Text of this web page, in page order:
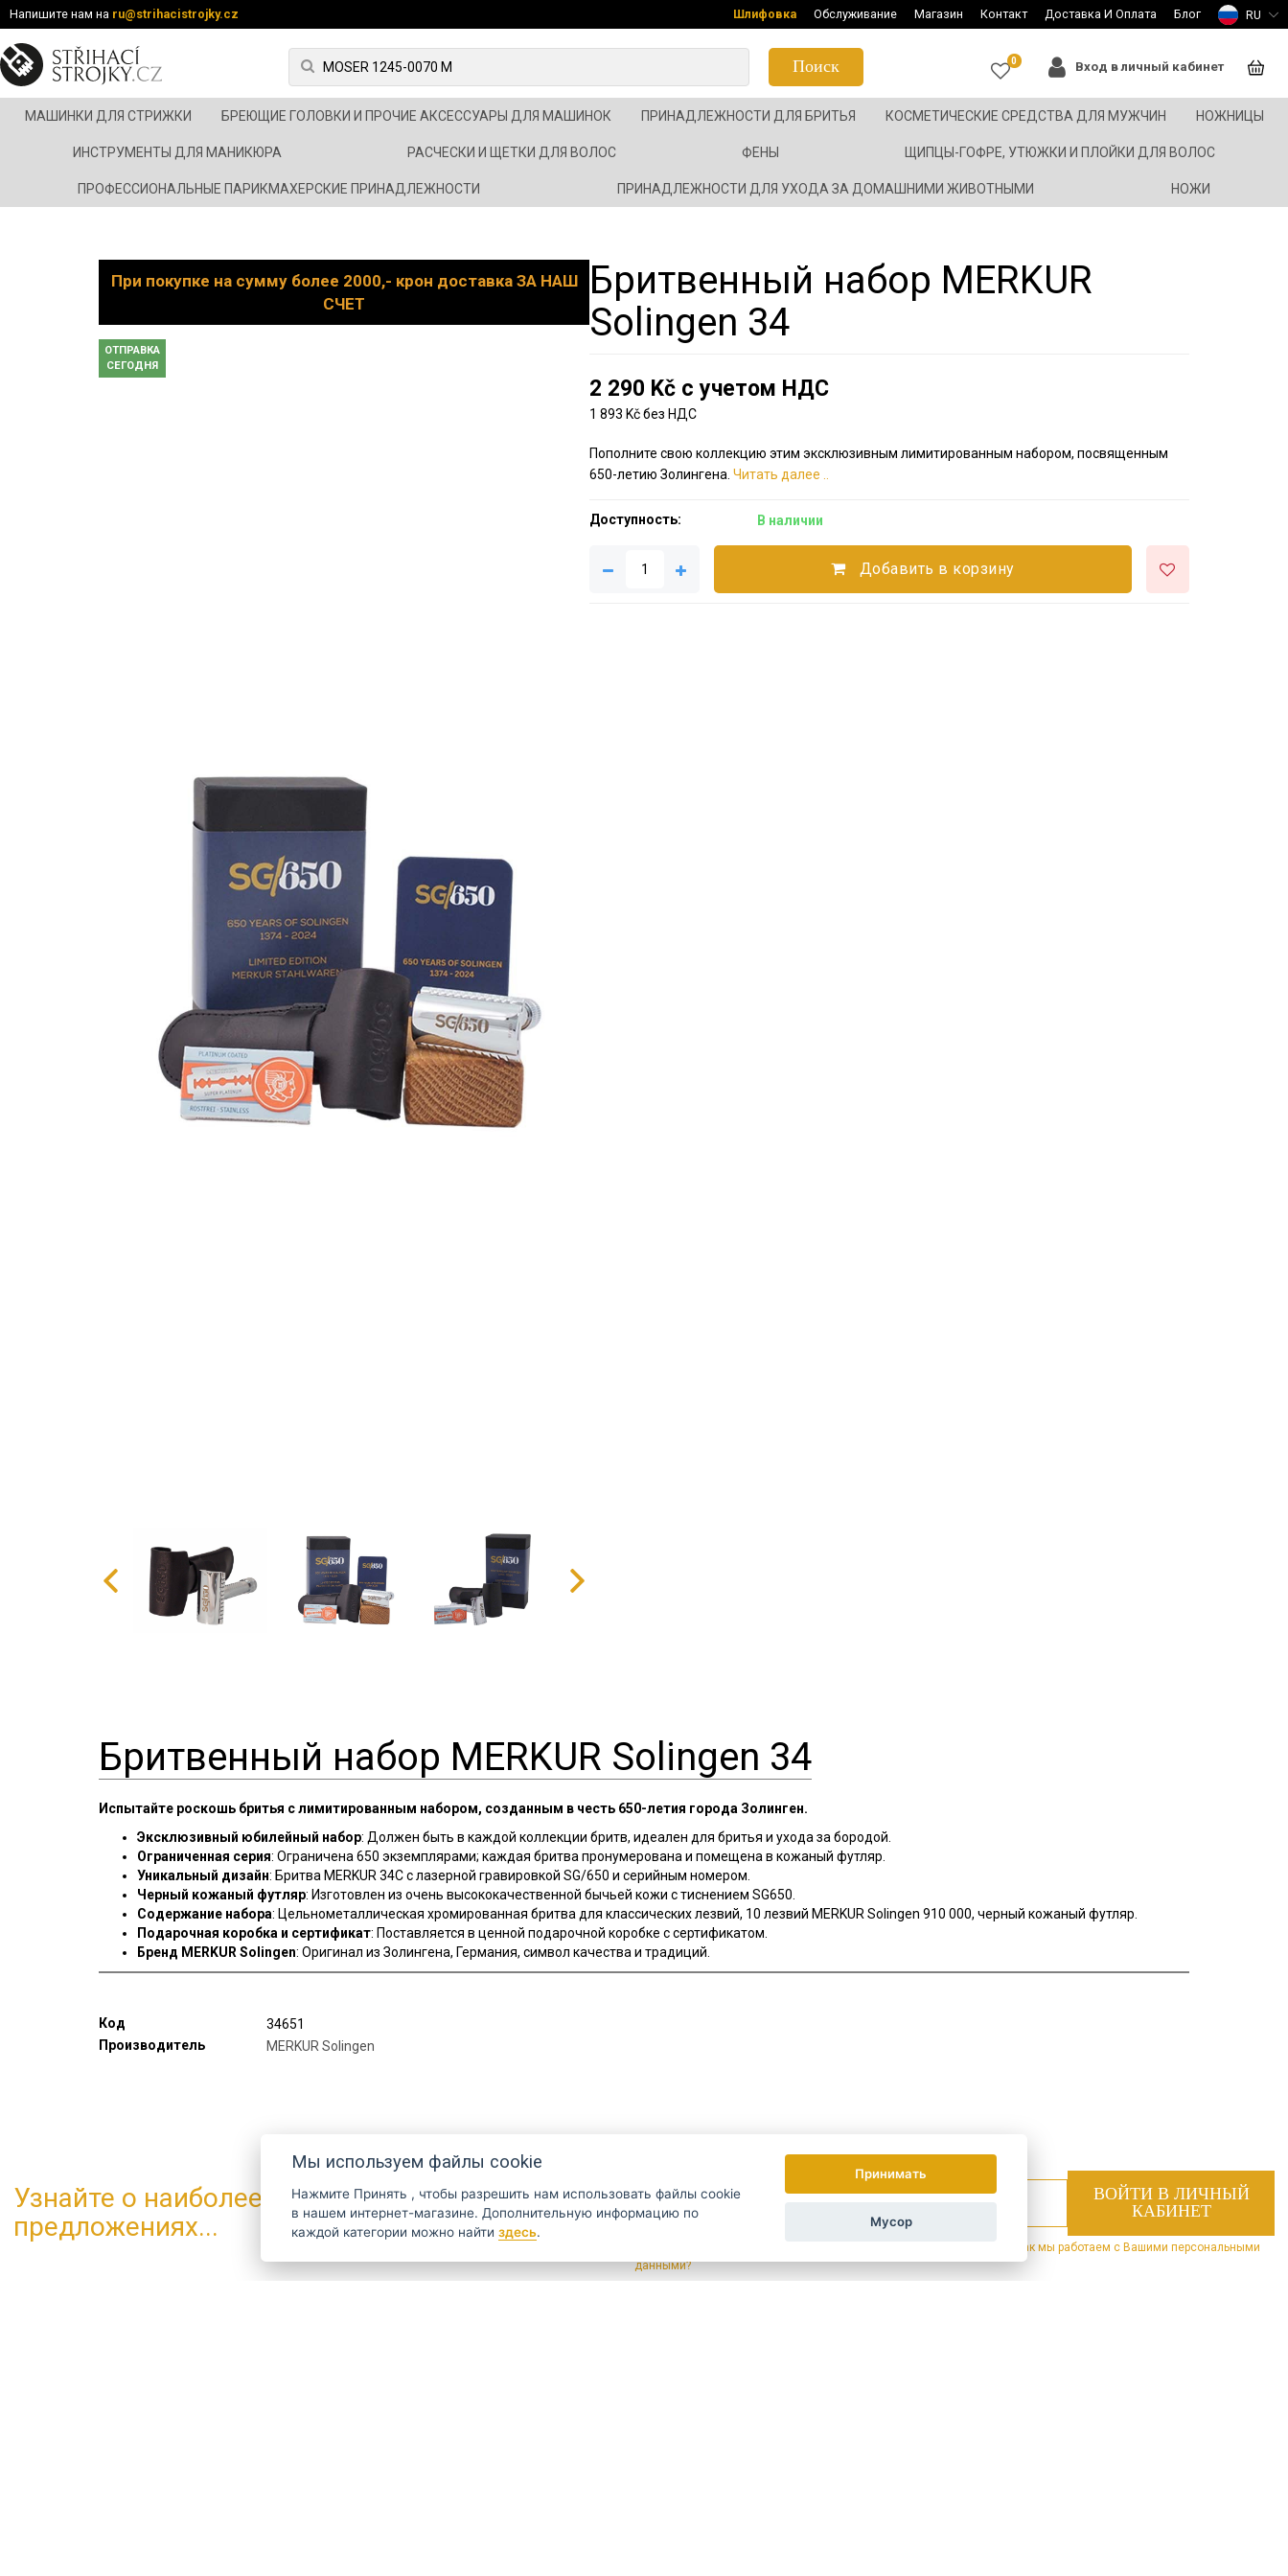
Напишите нам на ru@strihacistrojky.cz Шлифовка Обслуживание Магазин Контакт Доставка И Оплата Блог RU
Поиск 0 Вход в личный кабинет
МАШИНКИ ДЛЯ СТРИЖКИ БРЕЮЩИЕ ГОЛОВКИ И ПРОЧИЕ АКСЕССУАРЫ ДЛЯ МАШИНОК ПРИНАДЛЕЖНОСТИ ДЛЯ БРИТЬЯ КОСМЕТИЧЕСКИЕ СРЕДСТВА ДЛЯ МУЖЧИН НОЖНИЦЫ
ИНСТРУМЕНТЫ ДЛЯ МАНИКЮРА РАСЧЕСКИ И ЩЕТКИ ДЛЯ ВОЛОС ФЕНЫ ЩИПЦЫ-ГОФРЕ, УТЮЖКИ И ПЛОЙКИ ДЛЯ ВОЛОС
ПРОФЕССИОНАЛЬНЫЕ ПАРИКМАХЕРСКИЕ ПРИНАДЛЕЖНОСТИ ПРИНАДЛЕЖНОСТИ ДЛЯ УХОДА ЗА ДОМАШНИМИ ЖИВОТНЫМИ НОЖИ
При покупке на сумму более 2000,- крон доставка ЗА НАШ
СЧЕТ
ОТПРАВКА
СЕГОДНЯ
Бритвенный набор MERKUR
Solingen 34
2 290 Kč с учетом НДС
1 893 Kč без НДС
Пополните свою коллекцию этим эксклюзивным лимитированным набором, посвященным
650-летию Золингена. Читать далее ..
Доступность: В наличии
Добавить в корзину
Бритвенный набор MERKUR Solingen 34
Испытайте роскошь бритья с лимитированным набором, созданным в честь 650-летия города Золинген.
Эксклюзивный юбилейный набор: Должен быть в каждой коллекции бритв, идеален для бритья и ухода за бородой.
Ограниченная серия: Ограничена 650 экземплярами; каждая бритва пронумерована и помещена в кожаный футляр.
Уникальный дизайн: Бритва MERKUR 34C с лазерной гравировкой SG/650 и серийным номером.
Черный кожаный футляр: Изготовлен из очень высококачественной бычьей кожи с тиснением SG650.
Содержание набора: Цельнометаллическая хромированная бритва для классических лезвий, 10 лезвий MERKUR Solingen 910 000, черный кожаный футляр.
Подарочная коробка и сертификат: Поставляется в ценной подарочной коробке с сертификатом.
Бренд MERKUR Solingen: Оригинал из Золингена, Германия, символ качества и традиций.
Код
34651
Производитель
MERKUR Solingen
Узнайте о наиболее интересных
предложениях...
Как мы работаем с Вашими персональными
данными?
Мы используем файлы cookie
Нажмите Принять , чтобы разрешить нам использовать файлы cookie
в нашем интернет-магазине. Дополнительную информацию по
каждой категории можно найти здесь.
Принимать
Мусор